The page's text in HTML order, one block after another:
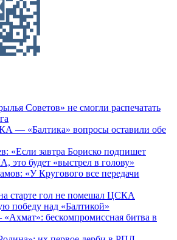
Советов» не смогли распечатать
— «Балтика» вопросы оставили обе
«Если завтра Бориско подпишет
это будет «выстрел в голову»
«У Кругового все передачи
старте гол не помешал ЦСКА
победу над «Балтикой»
бескомпромиссная битва в